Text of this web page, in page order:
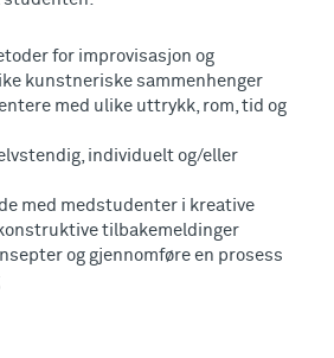
for improvisasjon og
kunstneriske sammenhenger
med ulike uttrykk, rom, tid og
individuelt og/eller
med medstudenter i kreative
tilbakemeldinger
og gjennomføre en prosess